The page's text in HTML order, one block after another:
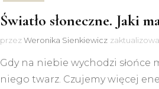
Światło słoneczne. Jaki
przezWeronika Sienkiewicz
Gdy na niebie wychodzi
niego twarz. Czujemy więcej